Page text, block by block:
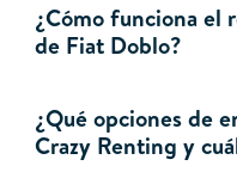
¿Cómo funciona el
de Fiat Doblo?
¿Qué opciones de
Crazy Renting y